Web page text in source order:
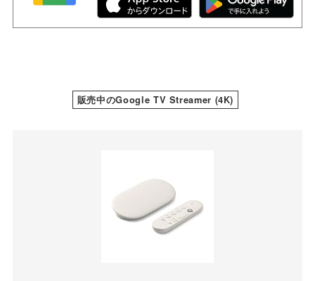
販売中のGoogle TV Streamer (4K)